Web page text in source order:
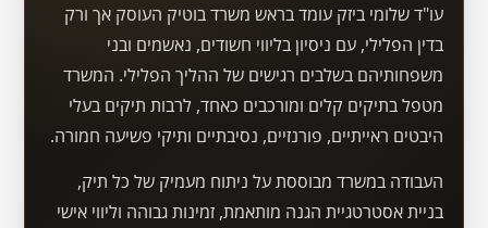
עו"ד שלומי ביזק עומד בראש משרד בוטיק העוסק אך ורק
בדין הפלילי, עם ניסיון בליווי חשודים, נאשמים ובני
משפחותיהם בשלבים רגישים של ההליך הפלילי. המשרד
מטפל בתיקים קלים ומורכבים כאחד, לרבות תיקים בעלי
היבטים ראייתיים, פורנזיים, נסיבתיים ותיקי פשיעה חמורה.
העבודה במשרד מבוססת על ניתוח מעמיק של כל תיק,
בניית אסטרטגיית הגנה מותאמת, זמינות גבוהה וליווי אישי